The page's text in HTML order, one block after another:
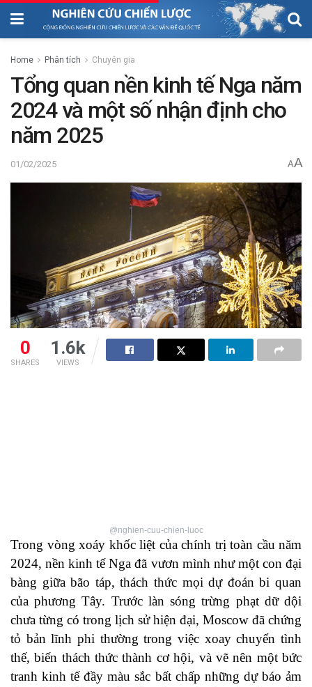
Home Phân tích Chuyên gia
Tổng quan nền kinh tế Nga năm
2024 và một số nhận định cho
năm 2025
01/02/2025 AA
0
SHARES
1.6k
VIEWS
@nghien-cuu-chien-luoc
Trong vòng xoáy khốc liệt của chính trị toàn cầu năm
2024, nền kinh tế Nga đã vươn mình như một con đại
bàng giữa bão táp, thách thức mọi dự đoán bi quan
của phương Tây. Trước làn sóng trừng phạt dữ dội
chưa từng có trong lịch sử hiện đại, Moscow đã chứng
tỏ bản lĩnh phi thường trong việc xoay chuyển tình
thế, biến thách thức thành cơ hội, và vẽ nên một bức
tranh kinh tế đầy màu sắc bất chấp những dự báo ảm